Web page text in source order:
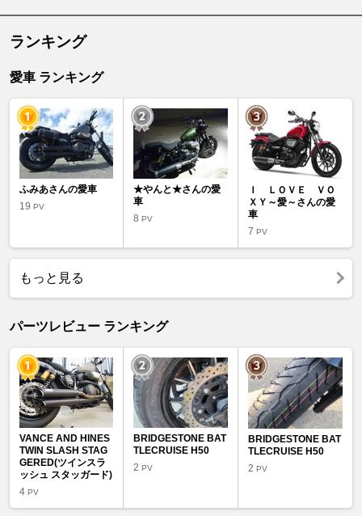
ランキング
愛車 ランキング
ふみあさんの愛車
19 PV
★やんと★さんの愛
車
8PV
Ｉ ＬＯＶＥ ＶＯ
ＸＹ～愛～さんの愛
車
7 PV
もっと見る
パーツレビュー ランキング
VANCE AND HINES
TWIN SLASH STAG
GERED(ツインスラ
ッシュ スタッガード)
4 PV
BRIDGESTONE BAT
TLECRUISE H50
2PV
BRIDGESTONE BAT
TLECRUISE H50
2 PV